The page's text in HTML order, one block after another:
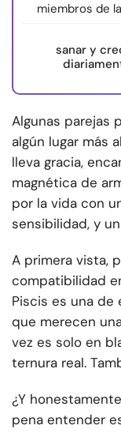
miembros de
sanar y
Algunas parejas
algún lugar más
lleva gracia,
magnética de
por la vida con
sensibilidad, y
A primera vista,
compatibilidad
Piscis es una de
que merecen
vez es solo en
ternura real.
¿Y
pena entender